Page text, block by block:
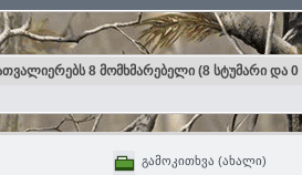
8 მომხმარებელი (8 სტუმარი და 0
გამოკითხვა (ახალი)